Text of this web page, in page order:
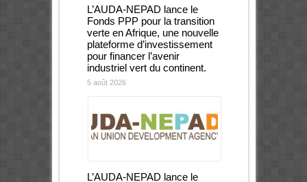
L’AUDA-NEPAD lance le
Fonds PPP pour la transition
verte en Afrique, une nouvelle
plateforme d’investissement
pour financer l’avenir
industriel vert du continent.
5 août 2026
L’AUDA-NEPAD lance le